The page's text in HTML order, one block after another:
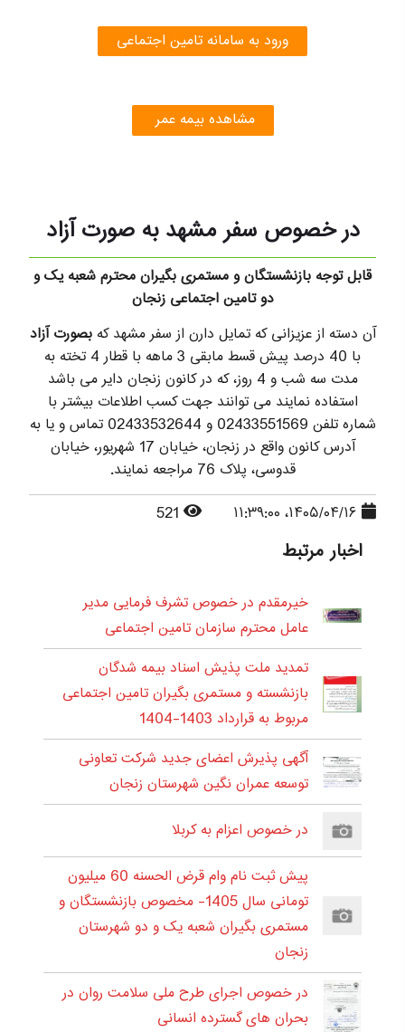
ورود به سامانه تامین اجتماعی
مشاهده بیمه عمر
در خصوص سفر مشهد به صورت آزاد
قابل توجه بازنشستگان و مستمری بگیران محترم شعبه یک و
دو تامین اجتماعی زنجان
آن دسته از عزیزانی که تمایل دارن از سفر مشهد که بصورت آزاد
با 40 درصد پیش قسط مابقی 3 ماهه با قطار 4 تخته به
مدت سه شب و 4 روز، که در کانون زنجان دایر می باشد
استفاده نمایند می توانند جهت کسب اطلاعات بیشتر با
شماره تلفن 02433551569 و 02433532644 تماس و یا به
آدرس کانون واقع در زنجان، خیابان 17 شهریور، خیابان
قدوسی، پلاک 76 مراجعه نمایند.
اخبار مرتبط
خیرمقدم در خصوص تشرف فرمایی مدیر
عامل محترم سازمان تامین اجتماعی
تمدید ملت پذیش اسناد بیمه شدگان
بازنشسته و مستمری بگیران تامین اجتماعی
مربوط به قرارداد 1403-1404
آگهی پذیرش اعضای جدید شرکت تعاونی
توسعه عمران نگین شهرستان زنجان
در خصوص اعزام به کربلا
پیش ثبت نام وام قرض الحسنه 60 میلیون
تومانی سال 1405- مخصوص بازنشستگان و
مستمری بگیران شعبه یک و دو شهرستان
زنجان
در خصوص اجرای طرح ملی سلامت روان در
بحران های گسترده انسانی